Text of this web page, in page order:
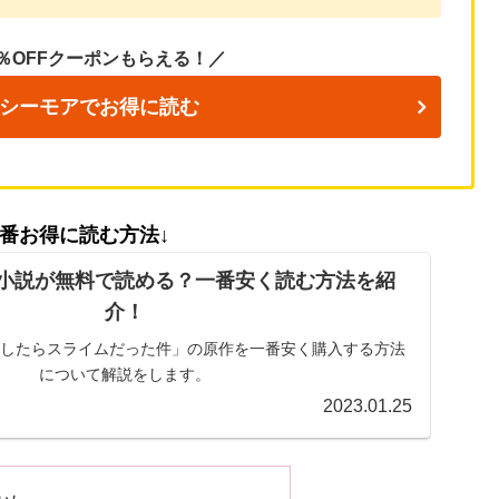
OFFクーポンもらえる！／
ーモアでお得に読む
お得に読む方法↓
説が無料で読める？一番安く読む方法を紹
介！
たらスライムだった件」の原作を一番安く購入する方法
について解説をします。
2023.01.25